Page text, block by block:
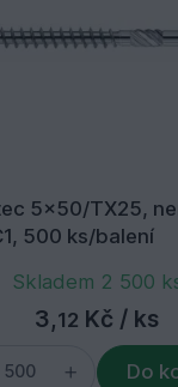
5x50/TX25,
500 ks/balení
Skladem 2 500
3,12 Kč / ks
Do